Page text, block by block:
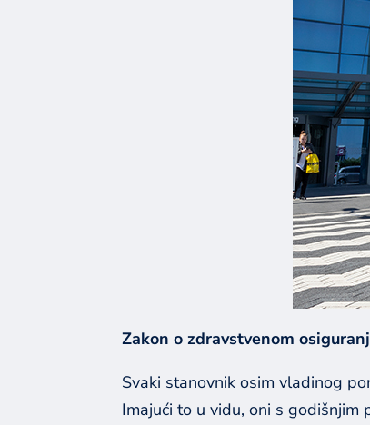
Zakon o zdravstvenom
Svaki stanovnik osim vladinog
Imajući to u vidu, oni s